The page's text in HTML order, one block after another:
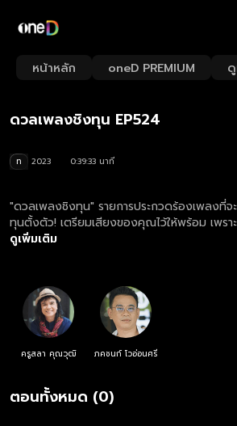
หน้าหลัก oneD PREMIUM
1.26%
ดวลเพลงชิงทุน EP524
ท 2023
0:39:33 นาที
"ดวลเพลงชิงทุน" รายการประกวดร้องเพลงที่
ทุนตั้งตัว! เตรียมเสียงของคุณไว้ให้พร้อม เพราะ
เสียงของคุณต่อยอดอนาคตคุณได้!
ดูเพิ่มเติม
ครูสลา คุณวุฒิ ภคชนก์ โวอ่อนศรี
ตอนทั้งหมด (0)